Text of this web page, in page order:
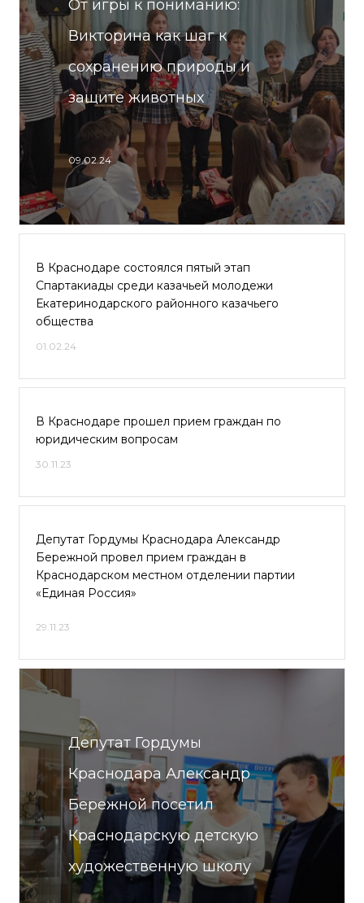
От игры к пониманию:
Викторина как шаг к
сохранению природы и
защите животных
09.02.24
В Краснодаре состоялся пятый этап
Спартакиады среди казачьей молодежи
Екатеринодарского районного казачьего
общества
01.02.24
В Краснодаре прошел прием граждан по
юридическим вопросам
30.11.23
Депутат Гордумы Краснодара Александр
Бережной провел прием граждан в
Краснодарском местном отделении партии
«Единая Россия»
29.11.23
Депутат Гордумы
Краснодара Александр
Бережной посетил
Краснодарскую детскую
художественную школу